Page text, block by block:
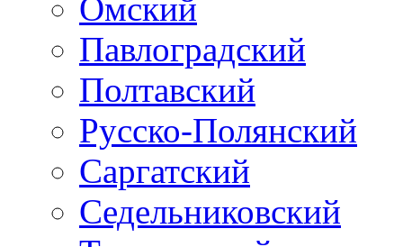
Омский
Павлоградский
Полтавский
Русско-Полянский
Саргатский
Седельниковский